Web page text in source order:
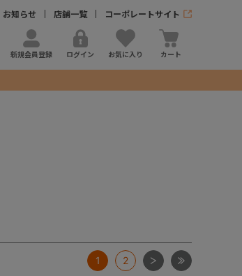
お知らせ 店舗一覧 コーポレートサイト
新規会員登録 ログイン お気に入り カート
1 2 次 最後